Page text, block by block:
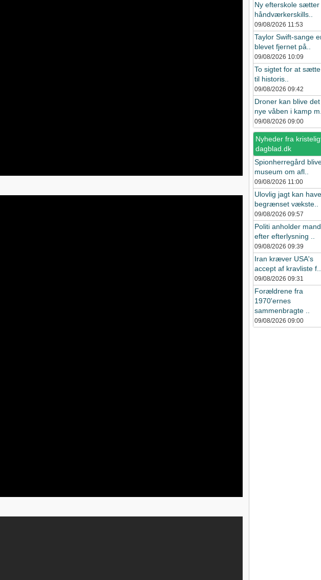
Ny efterskole sætter
håndværkerskills..
09/08/2026 11:53
Taylor Swift-sange
blevet fjernet på..
09/08/2026 10:09
To sigtet for at
til historis..
09/08/2026 09:42
Droner kan blive det
nye våben i kamp
09/08/2026 09:00
Nyheder fra
dagblad.dk
Spionherregård
museum om afl..
09/08/2026 11:00
Ulovlig jagt kan have
begrænset vækste..
09/08/2026 09:57
Politi anholder mand
efter efterlysning ..
09/08/2026 09:39
Iran kræver USA's
accept af kravliste f..
09/08/2026 09:31
Forældrene fra
1970'ernes
sammenbragte ..
09/08/2026 09:00